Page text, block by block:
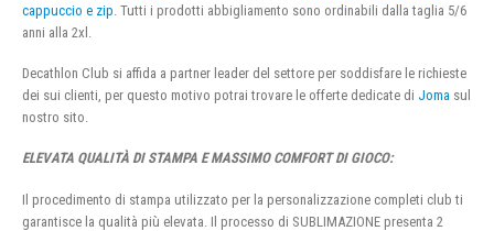
cappuccio e zip . Tutti i prodotti abbigliamento sono ordinabili dalla taglia 5/6
anni alla 2xl.
Decathlon Club si affida a partner leader del settore per soddisfare le richieste
dei sui clienti, per questo motivo potrai trovare le offerte dedicate di Joma sul
nostro sito.
ELEVATA QUALITÀ DI STAMPA E MASSIMO COMFORT DI GIOCO:
Il procedimento di stampa utilizzato per la personalizzazione completi club ti
garantisce la qualità più elevata. Il processo di SUBLIMAZIONE presenta 2